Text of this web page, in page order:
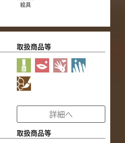
絵具
取扱商品等
詳細へ
取扱商品等